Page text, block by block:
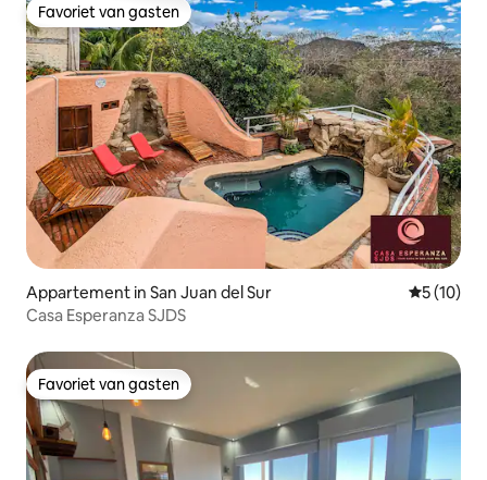
Favoriet van gasten
Favoriet van gasten
Appartement in San Juan del Sur
5 (10)
Casa Esperanza SJDS
Favoriet van gasten
Favoriet van gasten